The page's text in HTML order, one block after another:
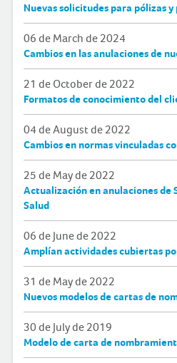
Nuevas solicitudes para pólizas y
06 de March de 2024
Cambios en las anulaciones de
21 de October de 2022
Formatos de conocimiento del
04 de August de 2022
Cambios en normas vinculadas
25 de May de 2022
Actualización en anulaciones de
Salud
06 de June de 2022
Amplían actividades cubiertas
31 de May de 2022
Nuevos modelos de cartas de
30 de July de 2019
Modelo de carta de